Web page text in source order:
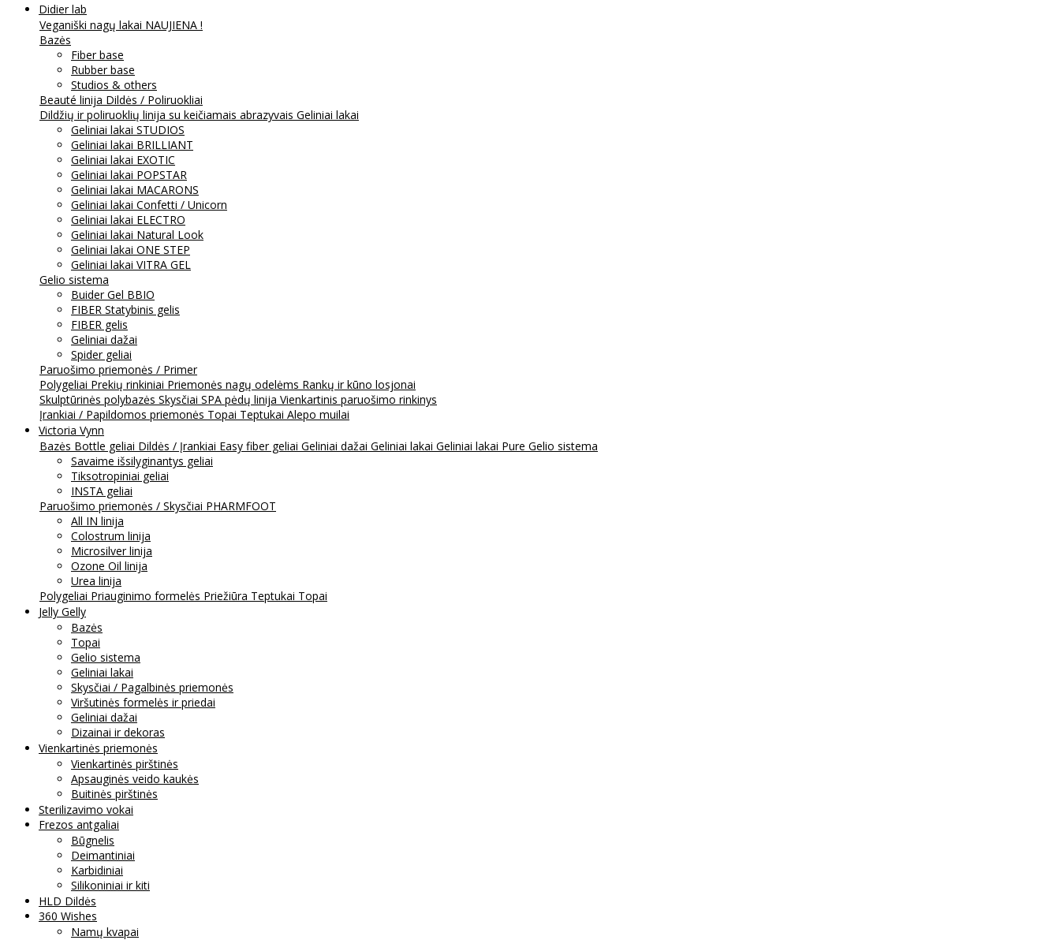
Didier lab
Veganiški nagų lakai NAUJIENA !
Bazės
Fiber base
Rubber base
Studios & others
Beauté linija Dildės / Poliruokliai
Dildžių ir poliruoklių linija su keičiamais abrazyvais Geliniai lakai
Geliniai lakai STUDIOS
Geliniai lakai BRILLIANT
Geliniai lakai EXOTIC
Geliniai lakai POPSTAR
Geliniai lakai MACARONS
Geliniai lakai Confetti / Unicorn
Geliniai lakai ELECTRO
Geliniai lakai Natural Look
Geliniai lakai ONE STEP
Geliniai lakai VITRA GEL
Gelio sistema
Buider Gel BBIO
FIBER Statybinis gelis
FIBER gelis
Geliniai dažai
Spider geliai
Paruošimo priemonės / Primer
Polygeliai Prekių rinkiniai Priemonės nagų odelėms Rankų ir kūno losjonai
Skulptūrinės polybazės Skysčiai SPA pėdų linija Vienkartinis paruošimo rinkinys
Įrankiai / Papildomos priemonės Topai Teptukai Alepo muilai
Victoria Vynn
Bazės Bottle geliai Dildės / Įrankiai Easy fiber geliai Geliniai dažai Geliniai lakai Geliniai lakai Pure Gelio sistema
Savaime išsilyginantys geliai
Tiksotropiniai geliai
INSTA geliai
Paruošimo priemonės / Skysčiai PHARMFOOT
All IN linija
Colostrum linija
Microsilver linija
Ozone Oil linija
Urea linija
Polygeliai Priauginimo formelės Priežiūra Teptukai Topai
Jelly Gelly
Bazės
Topai
Gelio sistema
Geliniai lakai
Skysčiai / Pagalbinės priemonės
Viršutinės formelės ir priedai
Geliniai dažai
Dizainai ir dekoras
Vienkartinės priemonės
Vienkartinės pirštinės
Apsauginės veido kaukės
Buitinės pirštinės
Sterilizavimo vokai
Frezos antgaliai
Būgnelis
Deimantiniai
Karbidiniai
Silikoniniai ir kiti
HLD Dildės
360 Wishes
Namų kvapai